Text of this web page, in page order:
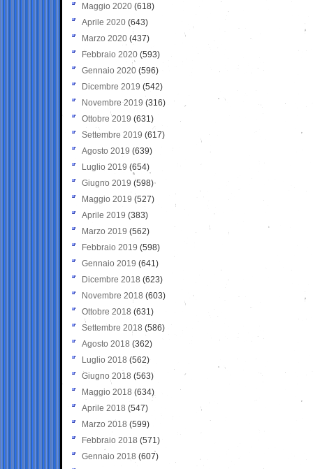
Maggio 2020 (618)
Aprile 2020 (643)
Marzo 2020 (437)
Febbraio 2020 (593)
Gennaio 2020 (596)
Dicembre 2019 (542)
Novembre 2019 (316)
Ottobre 2019 (631)
Settembre 2019 (617)
Agosto 2019 (639)
Luglio 2019 (654)
Giugno 2019 (598)
Maggio 2019 (527)
Aprile 2019 (383)
Marzo 2019 (562)
Febbraio 2019 (598)
Gennaio 2019 (641)
Dicembre 2018 (623)
Novembre 2018 (603)
Ottobre 2018 (631)
Settembre 2018 (586)
Agosto 2018 (362)
Luglio 2018 (562)
Giugno 2018 (563)
Maggio 2018 (634)
Aprile 2018 (547)
Marzo 2018 (599)
Febbraio 2018 (571)
Gennaio 2018 (607)